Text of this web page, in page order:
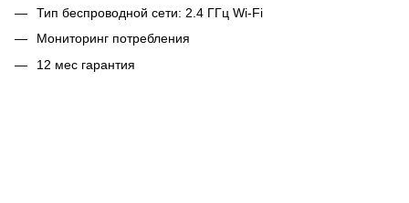
Тип беспроводной сети: 2.4 ГГц Wi-Fi
Мониторинг потребления
12 мес гарантия